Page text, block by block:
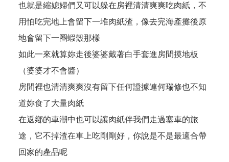
也就是縮媳婦們又可以躲在房裡清清爽爽吃肉紙，不
用怕吃完地上會留下一堆肉紙渣，像去完海產攤後原
地會留下一圈蝦殼那樣
如此一來就算妳走後婆婆戴著白手套進房間摸地板
（婆婆才不會醬）
房間裡也清清爽爽沒有留下任何證據連何瑞修也不知
道妳食了大量肉紙
在返鄕的車潮中也可以讓肉紙伴我們走過塞車的旅
途，它不掉渣在車上吃剛剛好，你說是不是最適合帶
回家的產品呢